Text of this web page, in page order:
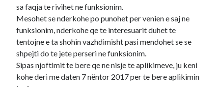
sa faqja te rivihet ne funksionim.
Mesohet se nderkohe po punohet per venien e saj ne
funksionim, nderkohe qe te interesuarit duhet te
tentojne e ta shohin vazhdimisht pasi mendohet se se
shpejti do te jete perseri ne funksionim.
Sipas njoftimit te bere qe ne nisje te aplikimeve, ju keni
kohe deri me daten 7 nëntor 2017 per te bere aplikimin